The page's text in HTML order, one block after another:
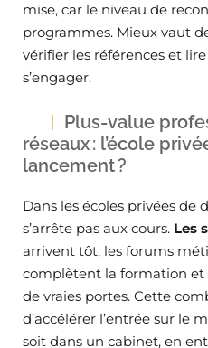
mise, car le niveau de
programmes. Mieux vaut
vérifier les références et
s’engager.
Plus-value
réseaux : l’école
lancement ?
Dans les écoles privées de
s’arrête pas aux cours. Les
arrivent tôt, les forums
complètent la formation et
de vraies portes. Cette
d’accélérer l’entrée sur le
soit dans un cabinet, en